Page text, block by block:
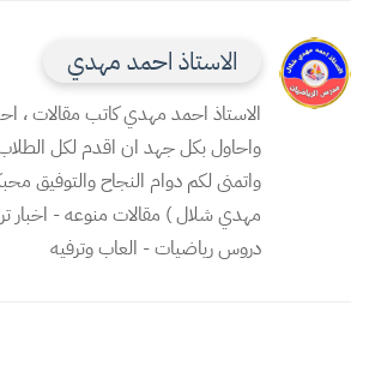
الاستاذ احمد مهدي
الاستاذ احمد مهدي كاتب مقالات ،
واحاول بكل جهد ان اقدم لكل
واتمنى لكم دوام النجاح والتوفيق
مهدي شلال ) مقالات منوعه - اخبار
دروس رياضيات - العاب وترفيه